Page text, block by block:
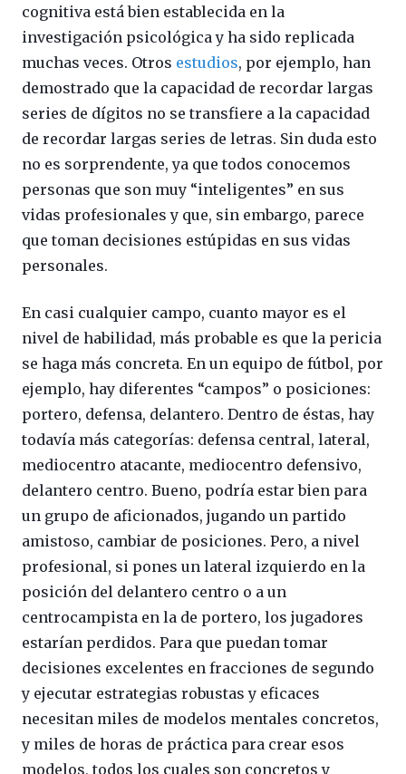
cognitiva está bien establecida en la
investigación psicológica y ha sido replicada
muchas veces. Otros estudios, por ejemplo, han
demostrado que la capacidad de recordar largas
series de dígitos no se transfiere a la capacidad
de recordar largas series de letras. Sin duda esto
no es sorprendente, ya que todos conocemos
personas que son muy “inteligentes” en sus
vidas profesionales y que, sin embargo, parece
que toman decisiones estúpidas en sus vidas
personales.
En casi cualquier campo, cuanto mayor es el
nivel de habilidad, más probable es que la pericia
se haga más concreta. En un equipo de fútbol, por
ejemplo, hay diferentes “campos” o posiciones:
portero, defensa, delantero. Dentro de éstas, hay
todavía más categorías: defensa central, lateral,
mediocentro atacante, mediocentro defensivo,
delantero centro. Bueno, podría estar bien para
un grupo de aficionados, jugando un partido
amistoso, cambiar de posiciones. Pero, a nivel
profesional, si pones un lateral izquierdo en la
posición del delantero centro o a un
centrocampista en la de portero, los jugadores
estarían perdidos. Para que puedan tomar
decisiones excelentes en fracciones de segundo
y ejecutar estrategias robustas y eficaces
necesitan miles de modelos mentales concretos,
y miles de horas de práctica para crear esos
modelos, todos los cuales son concretos y